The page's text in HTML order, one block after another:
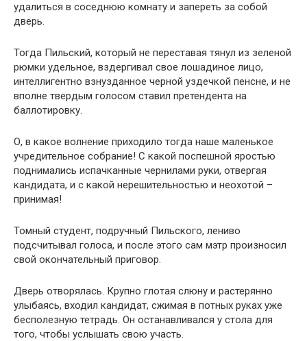
удалиться в соседнюю комнату и запереть за собой
дверь.
Тогда Пильский, который не переставая тянул из зеленой
рюмки удельное, вздергивал свое лошадиное лицо,
интеллигентно взнузданное черной уздечкой пенсне, и не
вполне твердым голосом ставил претендента на
баллотировку.
О, в какое волнение приходило тогда наше маленькое
учредительное собрание! С какой поспешной яростью
поднимались испачканные чернилами руки, отвергая
кандидата, и с какой нерешительностью и неохотой –
принимая!
Томный студент, подручный Пильского, лениво
подсчитывал голоса, и после этого сам мэтр произносил
свой окончательный приговор.
Дверь отворялась. Крупно глотая слюну и растерянно
улыбаясь, входил кандидат, сжимая в потных руках уже
бесполезную тетрадь. Он останавливался у стола для
того, чтобы услышать свою участь.